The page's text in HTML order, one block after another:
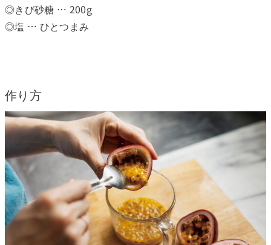
◎きび砂糖 … 200g
◎塩 … ひとつまみ
作り方